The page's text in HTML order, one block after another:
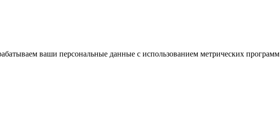
ваши персональные данные с использованием метрических программ